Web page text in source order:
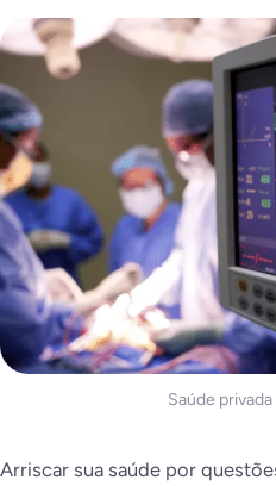
Saúde
Arriscar sua saúde por